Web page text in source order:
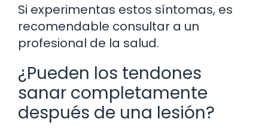
Si experimentas estos síntomas, es
recomendable consultar a un
profesional de la salud.
¿Pueden los tendones
sanar completamente
después de una lesión?